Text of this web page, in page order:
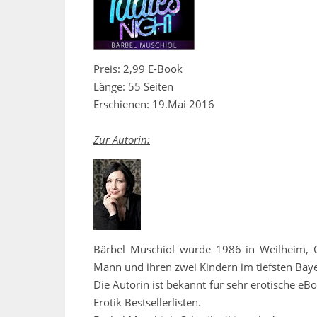
Preis: 2,99 E-Book
Länge: 55 Seiten
Erschienen: 19.Mai 2016
Zur Autorin:
Bärbel Muschiol wurde 1986 in Weilheim,
Mann und ihren zwei Kindern im tiefsten
Die Autorin ist bekannt für sehr erotische
Erotik Bestsellerlisten.